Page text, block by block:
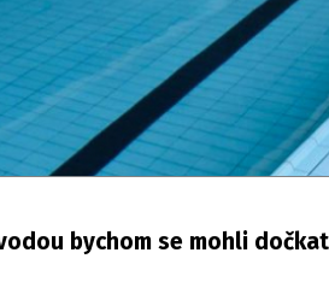
bychom se mohli